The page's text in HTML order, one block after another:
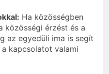
Ha közösségben
közösségi érzést és a
az egyedüli ima is segít
kapcsolatot valami